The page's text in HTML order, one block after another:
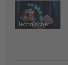
Technischer Bericht